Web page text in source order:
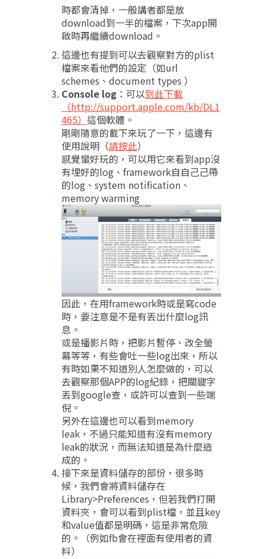
時都會清掉，一般講者都是放
download到一半的檔案，下次app開
啟時再繼續download。
這邊也有提到可以去觀察對方的plist
檔案來看他們的設定（如url
schemes、document types ）
Console log ：可以到此下載
（http://support.apple.com/kb/DL1
465） 這個軟體。
剛剛隨意的載下來玩了一下，這邊有
使用說明（請按此）
感覺蠻好玩的，可以用它來看到app沒
有埋好的log、framework⾃自⼰己帶
的log、system notification、
memory warming
因此，在用framework時或是寫code
時，要注意是不是有丟出什麼log訊
息。
或是播影片時，把影片暫停、改全螢
幕等等，有些會吐一些log出來，所以
有時如果不知道別人怎麼做的，可以
去觀察那個APP的log紀錄，把關鍵字
丟到google查，或許可以查到一些端
倪。
另外在這邊也可以看到memory
leak，不過只能知道有沒有memory
leak的狀況，而無法知道是為什麼造
成的。
接下來是資料儲存的部份，很多時
候，我們會將資料儲存在
Library>Preferences，但若我們打開
資料夾，會可以看到plist檔，並且key
和value值都是明碼，這是非常危險
的。（例如fb會在裡面有使用者的資
料）